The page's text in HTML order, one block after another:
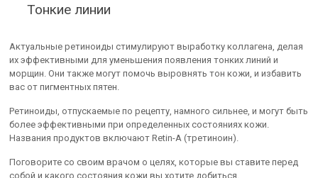
Тонкие линии
Актуальные ретиноиды стимулируют выработку коллагена, делая
их эффективными для уменьшения появления тонких линий и
морщин. Они также могут помочь выровнять тон кожи, и избавить
вас от пигментных пятен.
Ретиноиды, отпускаемые по рецепту, намного сильнее, и могут быть
более эффективными при определенных состояниях кожи.
Названия продуктов включают Retin-A (третиноин).
Поговорите со своим врачом о целях, которые вы ставите перед
собой и какого состояния кожи вы хотите добиться.